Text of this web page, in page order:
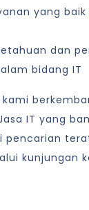
yang baik
dan
bidang IT
IT yang
pencarian
kunjungan